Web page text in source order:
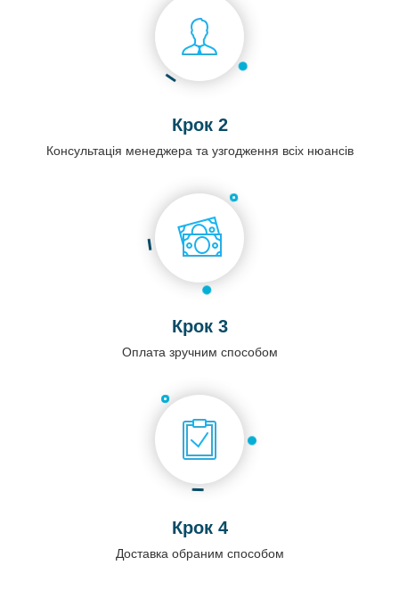
Крок 2
Консультація менеджера та узгодження всіх нюансів
Крок 3
Оплата зручним способом
Крок 4
Доставка обраним способом